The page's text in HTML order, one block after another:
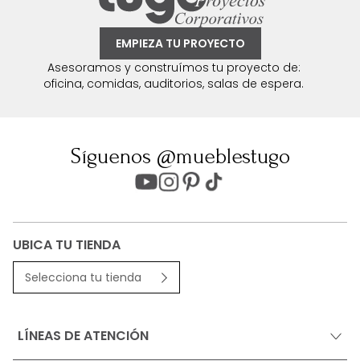
EMPIEZA TU PROYECTO
Asesoramos y construímos tu proyecto de:
oficina, comidas, auditorios, salas de espera.
Síguenos @mueblestugo
UBICA TU TIENDA
Selecciona tu tienda
LÍNEAS DE ATENCIÓN